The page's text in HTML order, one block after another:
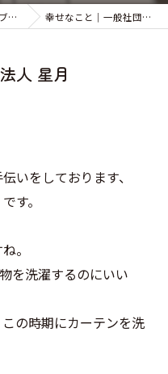
ブログ 幸せなこと｜一般社団法人 星月
人 星月
いをしております、
す。
。
を洗濯するのにいい
の時期にカーテンを洗